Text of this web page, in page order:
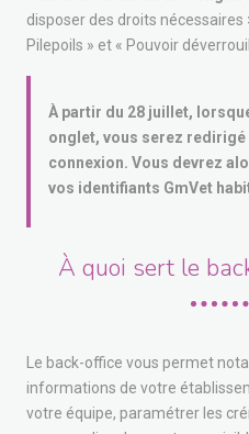
disposer des droits nécessaires
Pilepoils » et « Pouvoir
À partir du 28 juillet,
onglet, vous serez redirigé
connexion. Vous devrez
vos identifiants GmVet
À quoi sert le
Le back-office vous permet
informations de votre
votre équipe, paramétrer les